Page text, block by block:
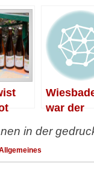
war der
in der